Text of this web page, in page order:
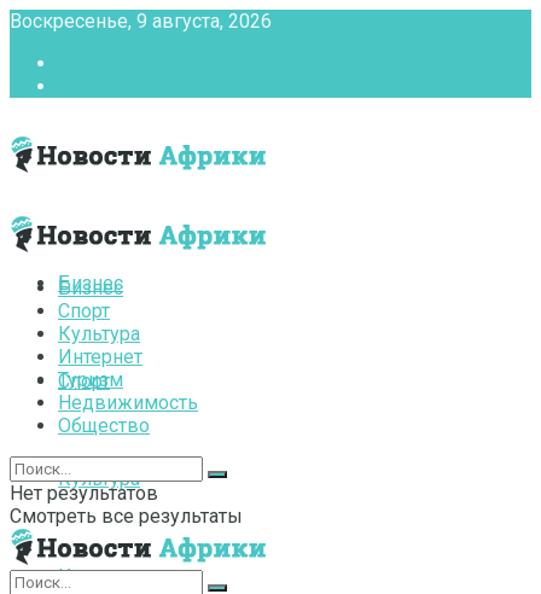
Воскресенье, 9 августа, 2026
Бизнес
Спорт
Культура
Интернет
Бизнес
Спорт
Культура
Интернет
Туризм
Недвижимость
Общество
Нет результатов
Смотреть все результаты